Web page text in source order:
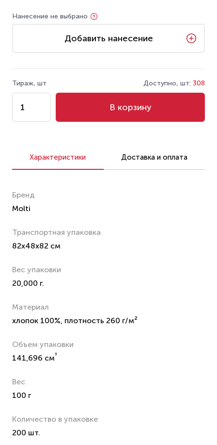
Нанесение не выбрано
Добавить нанесение
Тираж, шт Доступно, шт: 308
В корзину
Характеристики Доставка и оплата
Бренд
Molti
Транспортная упаковка
82x48x82 см
Вес упаковки
20,000 г.
Материал
хлопок 100%, плотность 260 г/м²
Объем упаковки
141,696 см³
Вес
100 г
Количество в упаковке
200 шт.